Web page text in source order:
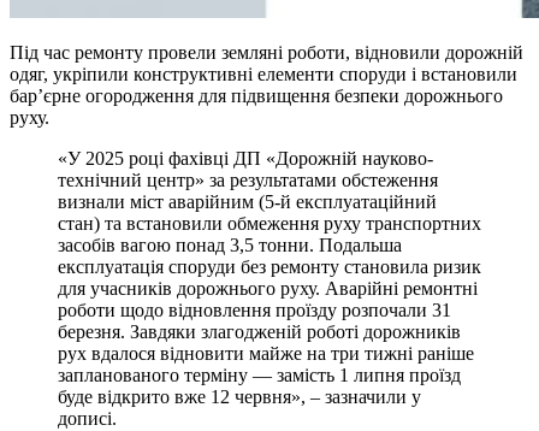
Під час ремонту провели земляні роботи, відновили дорожній
одяг, укріпили конструктивні елементи споруди і встановили
бар’єрне огородження для підвищення безпеки дорожнього
руху.
«У 2025 році фахівці ДП «Дорожній науково-
технічний центр» за результатами обстеження
визнали міст аварійним (5-й експлуатаційний
стан) та встановили обмеження руху транспортних
засобів вагою понад 3,5 тонни. Подальша
експлуатація споруди без ремонту становила ризик
для учасників дорожнього руху. Аварійні ремонтні
роботи щодо відновлення проїзду розпочали 31
березня. Завдяки злагодженій роботі дорожників
рух вдалося відновити майже на три тижні раніше
запланованого терміну — замість 1 липня проїзд
буде відкрито вже 12 червня», – зазначили у
дописі.